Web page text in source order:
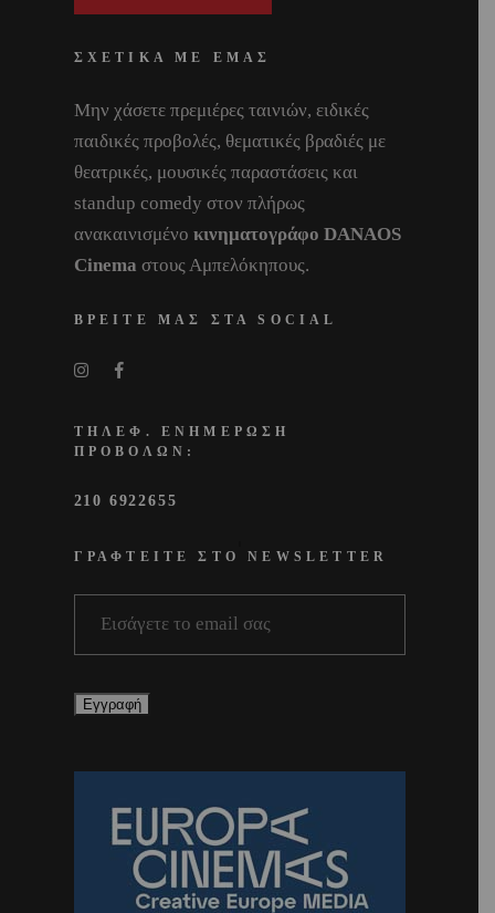
ΣΧΕΤΙΚΑ ΜΕ ΕΜΑΣ
Μην χάσετε πρεμιέρες ταινιών, ειδικές
παιδικές προβολές, θεματικές βραδιές με
θεατρικές, μουσικές παραστάσεις και
standup comedy στον πλήρως
ανακαινισμένο κινηματογράφο DANAOS
Cinema στους Αμπελόκηπους.
ΒΡΕΙΤΕ ΜΑΣ ΣΤΑ SOCIAL
ΤΗΛΕΦ. ΕΝΗΜΕΡΩΣΗ
ΠΡΟΒΟΛΩΝ:
210 6922655
ΓΡΑΦΤΕΙΤΕ ΣΤΟ NEWSLETTER